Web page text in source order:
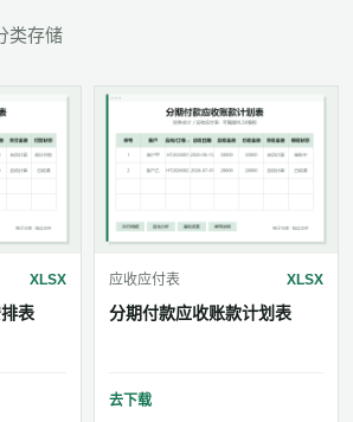
类存储
XLSX
表
应收应付表 XLSX
分期付款应收账款计划表
去下载